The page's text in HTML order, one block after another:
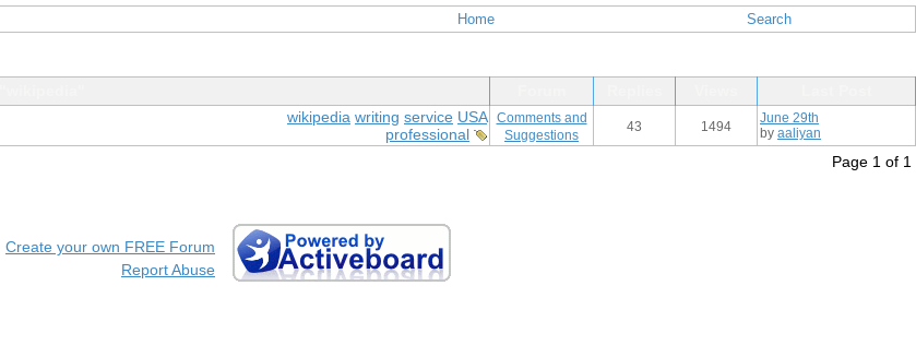
Home Search
wikipedia writing service USA
professional
Comments and
Suggestions
43 1494
June 29th
by aaliyan
Page 1 of 1
Create your own FREE Forum
Report Abuse